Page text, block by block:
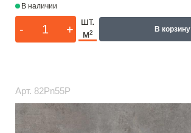
В наличии
- +
шт.
м²
В корзину
Арт. 82Pn55P